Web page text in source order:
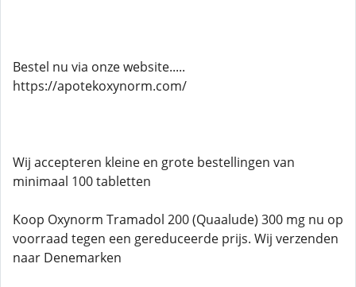
Bestel nu via onze website.....
https://apotekoxynorm.com/
Wij accepteren kleine en grote bestellingen van
minimaal 100 tabletten
Koop Oxynorm Tramadol 200 (Quaalude) 300 mg nu op
voorraad tegen een gereduceerde prijs. Wij verzenden
naar Denemarken